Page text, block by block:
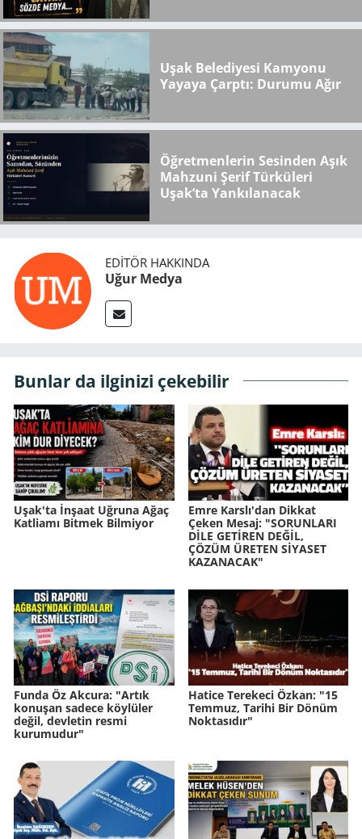
Medya..."
Uşak Belediyesi Kamyonu
Yayaya Çarptı: Durumu Ağır
Öğretmenlerin Sesinden Aşık
Mahzuni Şerif Türküleri
Uşak’ta Yankılanacak
EDITÖR HAKKINDA
Uğur Medya
Bunlar da ilginizi çekebilir
Uşak'ta İnşaat Uğruna Ağaç
Katliamı Bitmek Bilmiyor
Emre Karslı'dan Dikkat
Çeken Mesaj: "SORUNLARI
DİLE GETİREN DEĞİL,
ÇÖZÜM ÜRETEN SİYASET
KAZANACAK"
Funda Öz Akcura: "Artık
konuşan sadece köylüler
değil, devletin resmi
kurumudur"
Hatice Terekeci Özkan: "15
Temmuz, Tarihi Bir Dönüm
Noktasıdır"